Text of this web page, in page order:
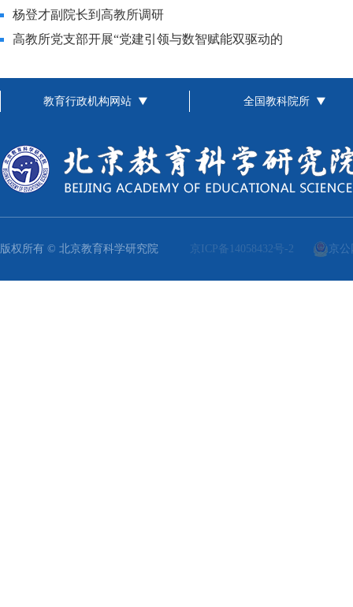
杨登才副院长到高教所调研
高教所党支部开展“党建引领与数智赋能双驱动的
教育行政机构网站 全国教科院所
版权所有 © 北京教育科学研究院 京ICP备14058432号-2 京公